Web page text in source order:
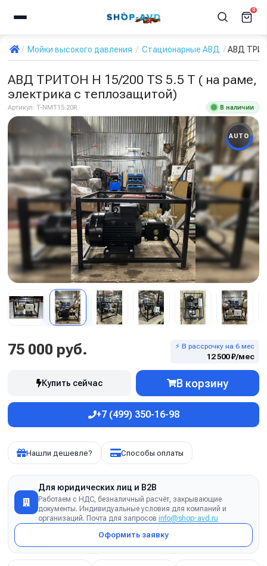
0
Мойки высокого давления Стационарные АВД АВД
АВД ТРИТОН H 15/200 TS 5.5 T ( на раме,
электрика с теплозащитой)
Артикул: T-NMT15.20R В наличии
AUTO
75 000 руб. ⚡ В рассрочку на 6 мес
12 500 ₽/мес
Купить сейчас В корзину
+7 (499) 350-16-98
Нашли дешевле? Способы оплаты
Для юридических лиц и B2B
Работаем с НДС, безналичный расчёт, закрывающие
документы. Индивидуальные условия для компаний и
организаций. Почта для запросов info@shop-avd.ru
Оформить заявку